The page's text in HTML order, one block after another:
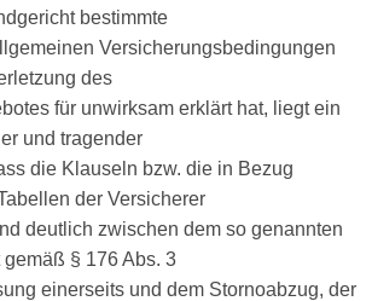
bestimmte
Versicherungsbedingungen
des
für unwirksam erklärt hat, liegt ein
und tragender
die Klauseln bzw. die in Bezug
der Versicherer
deutlich zwischen dem so genannten
§ 176 Abs. 3
einerseits und dem Stornoabzug, der